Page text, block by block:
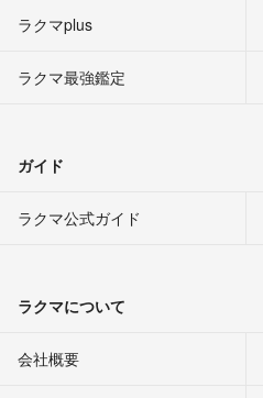
ラクマplus
ラクマ最強鑑定
ガイド
ラクマ公式ガイド
ラクマについて
会社概要